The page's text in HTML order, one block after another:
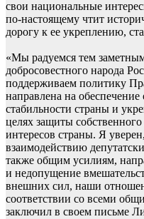
свои национальные
по-настоящему чтит
дорогу к ее укреплению,
«Мы радуемся тем
добросовестного народа
поддерживаем политику
направлена на
стабильности страны и
целях защиты
интересов страны. Я
взаимодействию
также общим усилиям,
и недопущение
внешних сил, наши
соответствии со всеми
заключил в своем письме